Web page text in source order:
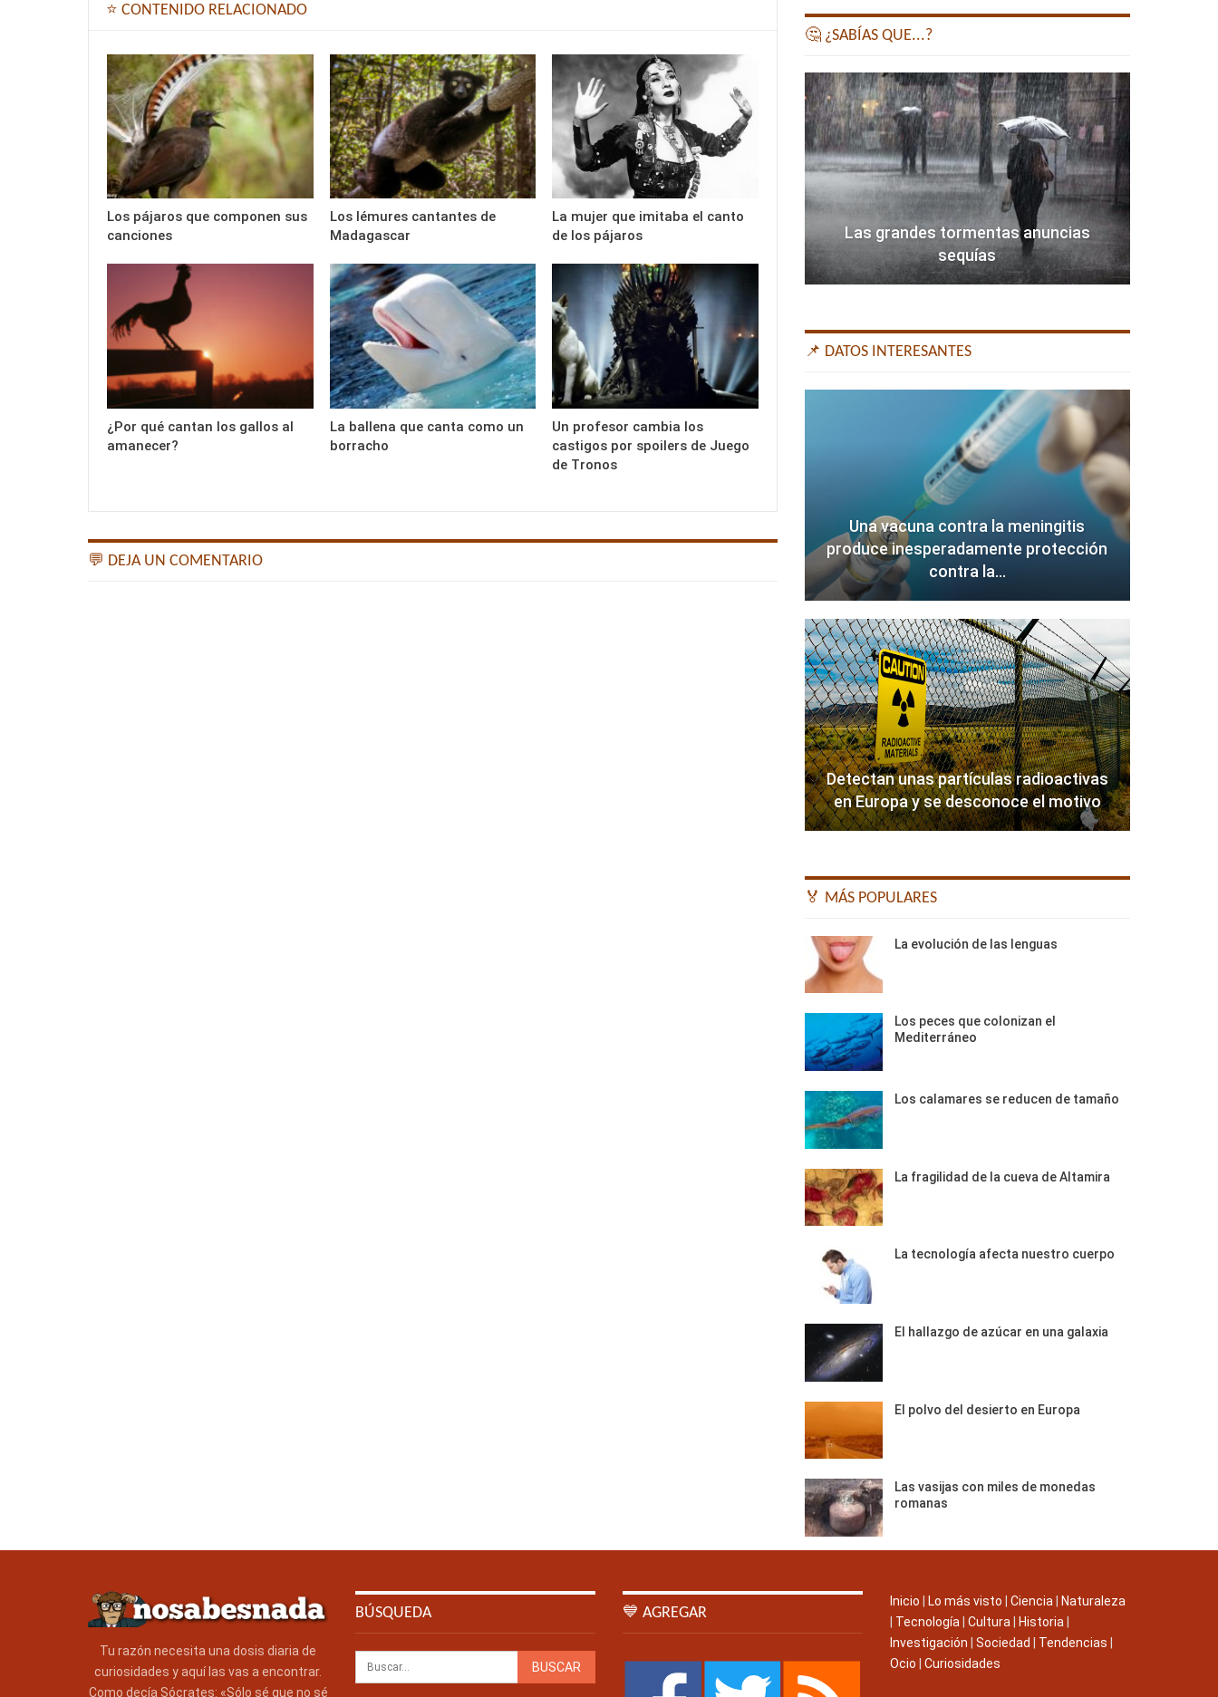
⭐ CONTENIDO RELACIONADO
Los pájaros que componen sus
canciones
Los lémures cantantes de
Madagascar
La mujer que imitaba el canto
de los pájaros
¿Por qué cantan los gallos al
amanecer?
La ballena que canta como un
borracho
Un profesor cambia los
castigos por spoilers de Juego
de Tronos
💬 DEJA UN COMENTARIO
🤔 ¿SABÍAS QUE...?
Las grandes tormentas anuncias
sequías
📌 DATOS INTERESANTES
Una vacuna contra la meningitis
produce inesperadamente protección
contra la…
Detectan unas partículas radioactivas
en Europa y se desconoce el motivo
🏅 MÁS POPULARES
La evolución de las lenguas
Los peces que colonizan el
Mediterráneo
Los calamares se reducen de tamaño
La fragilidad de la cueva de Altamira
La tecnología afecta nuestro cuerpo
El hallazgo de azúcar en una galaxia
El polvo del desierto en Europa
Las vasijas con miles de monedas
romanas
Tu razón necesita una dosis diaria de
curiosidades y aquí las vas a encontrar.
Como decía Sócrates: «Sólo sé que no sé
BÚSQUEDA 💙 AGREGAR
Inicio Lo más visto Ciencia
Naturaleza
Tecnología Cultura Historia
Investigación
Sociedad Tendencias
Ocio
Curiosidades